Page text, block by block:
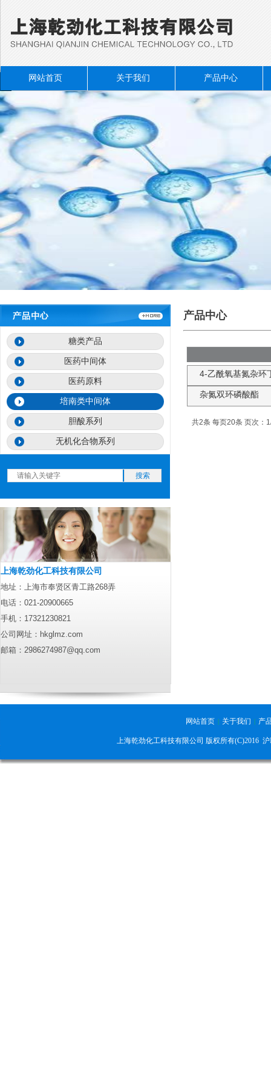
网站首页 关于我们 产品中心
上海乾劲化工科技有限公司
地址：上海市奉贤区青工路268弄
电话：021-20900665
手机：17321230821
公司网址： hkglmz.com
邮箱： 2986274987@qq.com
产品中心
4-乙酰氧基氮杂环
杂氮双环磷酸酯
共2条 每页20条 页次：
搜索
糖类产品
医药中间体
医药原料
培南类中间体
胆酸系列
无机化合物系列
网站首页 | 关于我们 | 产
上海乾劲化工科技有限公司 版权所有(C)2016 沪